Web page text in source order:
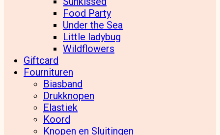
Food Party
Under the Sea
Little ladybug
Wildflowers
Giftcard
Fournituren
Biasband
Drukknopen
Elastiek
Koord
Knopen en Sluitingen